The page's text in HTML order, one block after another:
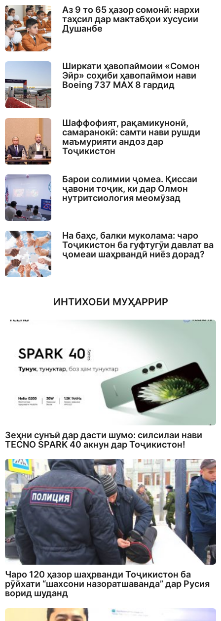
o
Аз 9 то 65 ҳазор сомонӣ: нархи
таҳсил дар мактабҳои хусусии
Душанбе
Ширкати ҳавопаймоии «Сомон
Эйр» соҳиби ҳавопаймои нави
Boeing 737 MAX 8 гардид
Шаффофият, рақамикунонӣ,
самаранокӣ: самти нави рушди
маъмурияти андоз дар
Тоҷикистон
Барои солимии ҷомеа. Қиссаи
ҷавони тоҷик, ки дар Олмон
нутритсиология меомӯзад
На баҳс, балки муколама: чаро
Тоҷикистон ба гуфтугӯи давлат ва
ҷомеаи шаҳрвандӣ ниёз дорад?
ИНТИХОБИ МУҲАРРИР
Зеҳни сунъӣ дар дасти шумо: силсилаи нави
TECNO SPARK 40 акнун дар Тоҷикистон!
Чаро 120 ҳазор шаҳрванди Тоҷикистон ба
рӯйхати “шахсони назоратшаванда” дар Русия
ворид шуданд